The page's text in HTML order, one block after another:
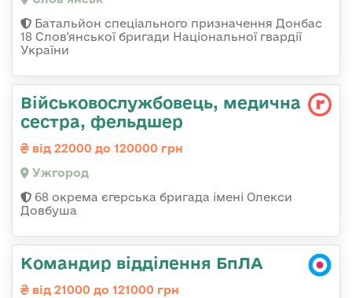
Батальйон спеціального призначення Донбас
18 Слов'янської бригади Національної гвардії
України
Військовослужбовець, медична
сестра, фельдшер
від 22000 до 120000 грн
Ужгород
68 окрема єгерська бригада імені Олекси
Довбуша
Командир відділення БпЛА
від 21000 до 121000 грн